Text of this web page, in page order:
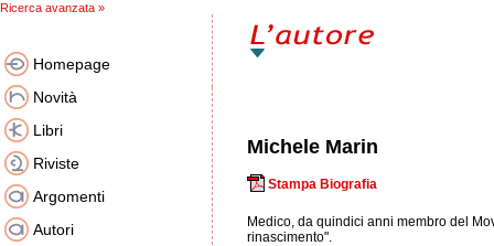
Ricerca avanzata »
Homepage
Novità
Libri
Riviste
Argomenti
Autori
Michele Marin
Stampa Biografia
Medico, da quindici anni membro del
rinascimento".